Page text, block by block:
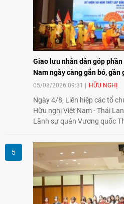
Giao lưu nhân dân góp
Nam ngày càng gắn bó, gần
05/08/2026 09:31 HỮU NGHỊ
Ngày 4/8, Liên hiệp các tổ
Hữu nghị Việt Nam - Thái
Lãnh sự quán Vương quốc
Việt Nam - Thái Lan (1976-
của giao lưu nhân dân,
hoạt động trao đổi về văn
nghệ thuật và giao lưu thanh
Thái Lan - Việt Nam ngày